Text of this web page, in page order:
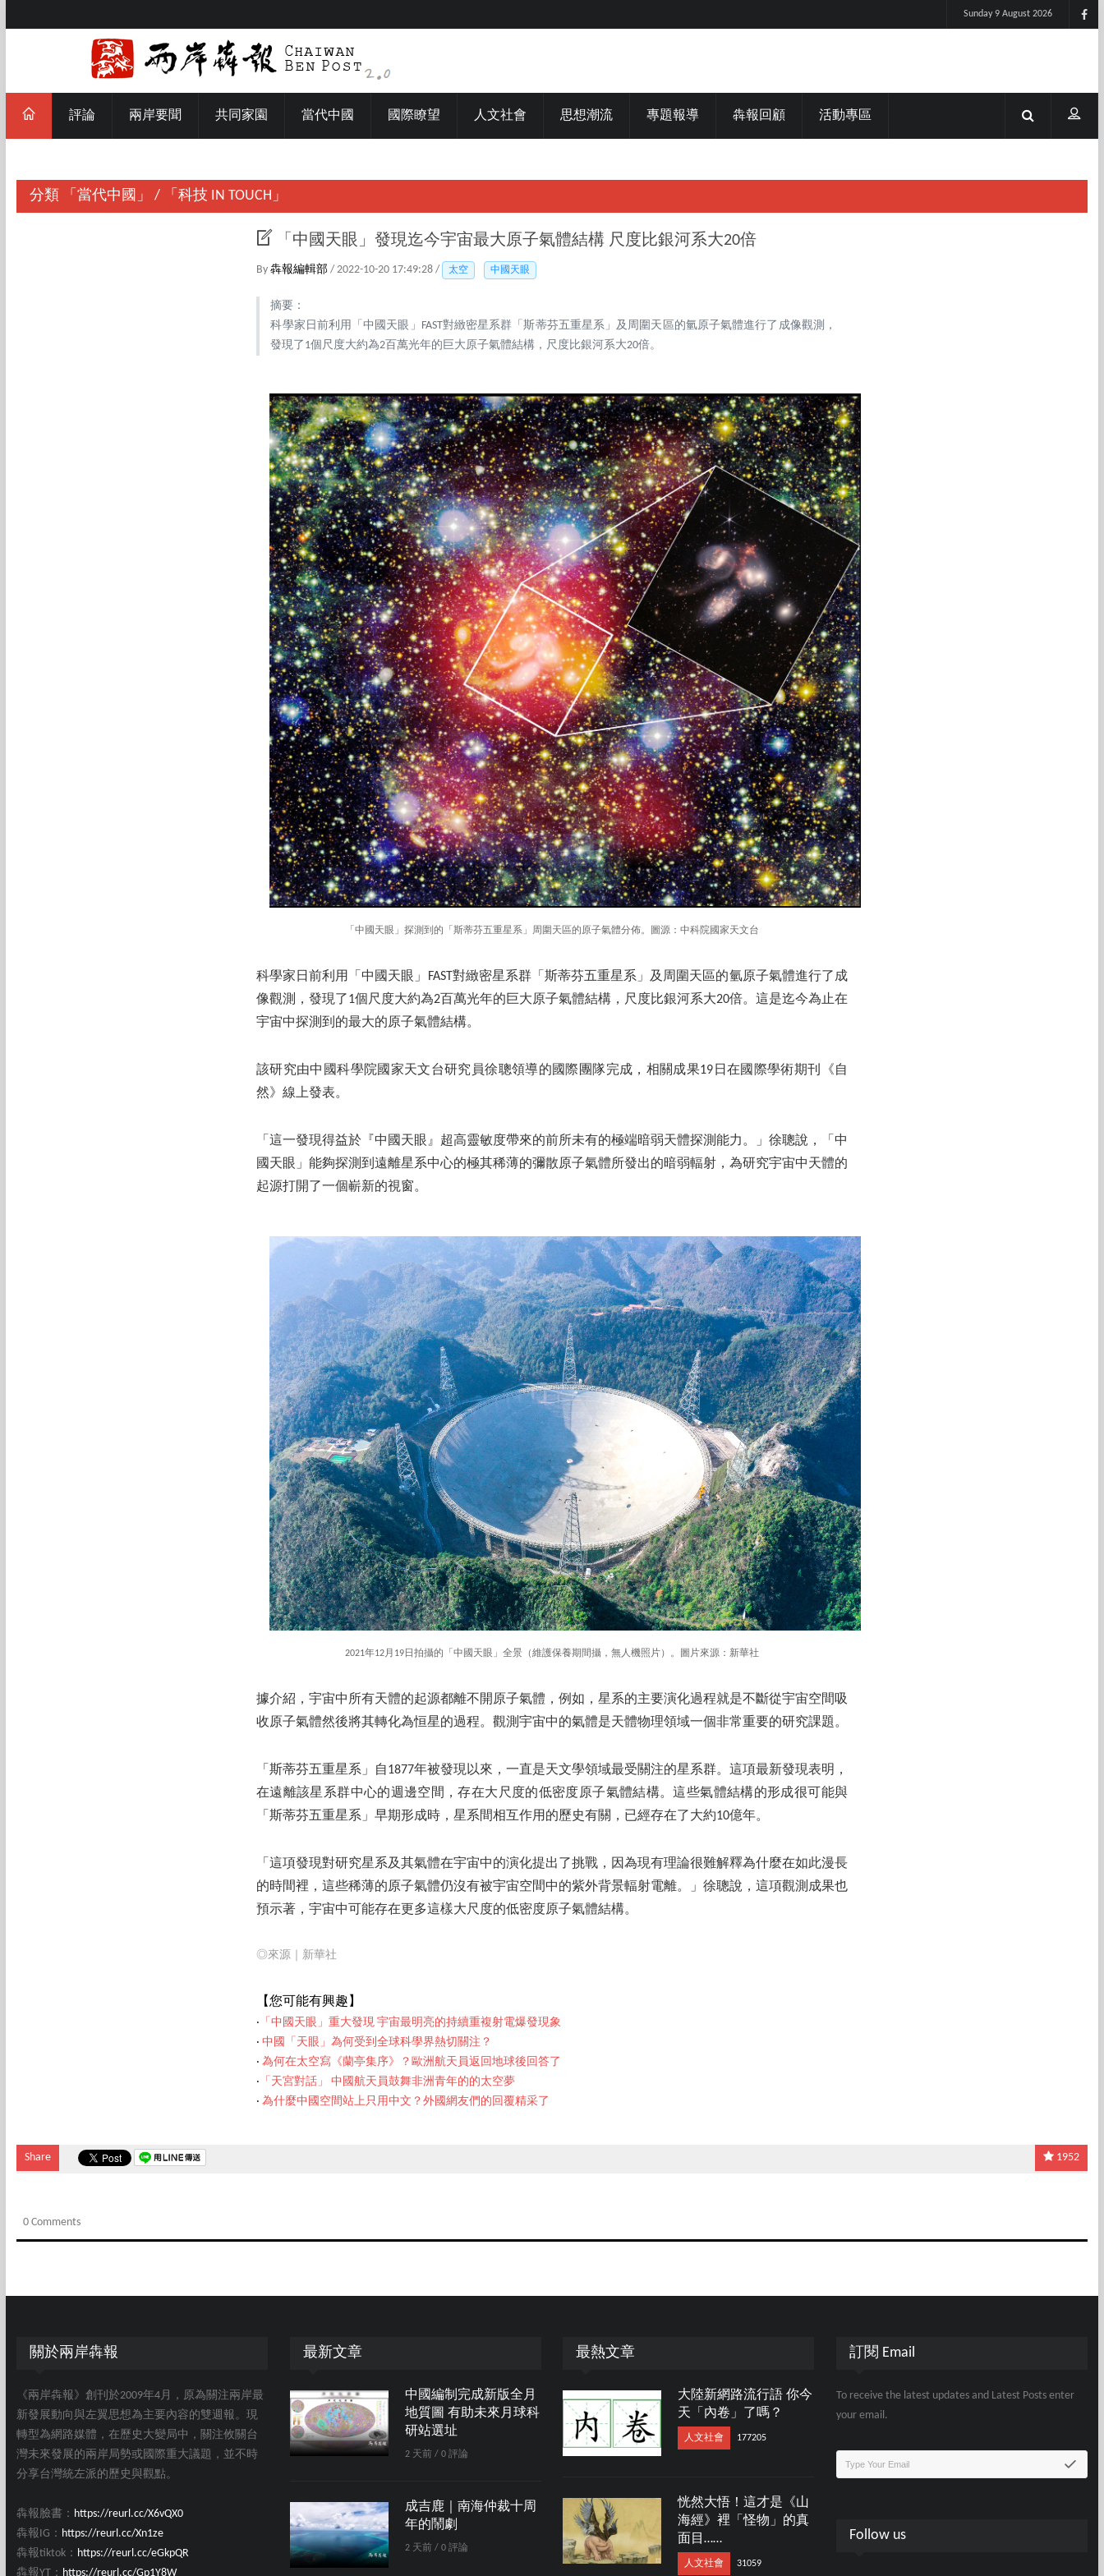
Sunday 9 August 2026
評論 兩岸要聞 共同家園 當代中國 國際瞭望 人文社會 思想潮流 專題報導 犇報回顧 活動專區
分類 「當代中國」 / 「科技 IN TOUCH」
「中國天眼」發現迄今宇宙最大原子氣體結構 尺度比銀河系大20倍
By 犇報編輯部 / 2022-10-20 17:49:28 / 太空 中國天眼
摘要：
科學家日前利用「中國天眼」FAST對緻密星系群「斯蒂芬五重星系」及周圍天區的氫原子氣體進行了成像觀測，
發現了1個尺度大約為2百萬光年的巨大原子氣體結構，尺度比銀河系大20倍。
「中國天眼」探測到的「斯蒂芬五重星系」周圍天區的原子氣體分佈。圖源：中科院國家天文台
科學家日前利用「中國天眼」FAST對緻密星系群「斯蒂芬五重星系」及周圍天區的氫原子氣體進行了成
像觀測，發現了1個尺度大約為2百萬光年的巨大原子氣體結構，尺度比銀河系大20倍。這是迄今為止在
宇宙中探測到的最大的原子氣體結構。
該研究由中國科學院國家天文台研究員徐聰領導的國際團隊完成，相關成果19日在國際學術期刊《自
然》線上發表。
「這一發現得益於『中國天眼』超高靈敏度帶來的前所未有的極端暗弱天體探測能力。」徐聰說，「中
國天眼」能夠探測到遠離星系中心的極其稀薄的彌散原子氣體所發出的暗弱輻射，為研究宇宙中天體的
起源打開了一個嶄新的視窗。
2021年12月19日拍攝的「中國天眼」全景（維護保養期間攝，無人機照片）。圖片來源：新華社
據介紹，宇宙中所有天體的起源都離不開原子氣體，例如，星系的主要演化過程就是不斷從宇宙空間吸
收原子氣體然後將其轉化為恒星的過程。觀測宇宙中的氣體是天體物理領域一個非常重要的研究課題。
「斯蒂芬五重星系」自1877年被發現以來，一直是天文學領域最受關注的星系群。這項最新發現表明，
在遠離該星系群中心的週邊空間，存在大尺度的低密度原子氣體結構。這些氣體結構的形成很可能與
「斯蒂芬五重星系」早期形成時，星系間相互作用的歷史有關，已經存在了大約10億年。
「這項發現對研究星系及其氣體在宇宙中的演化提出了挑戰，因為現有理論很難解釋為什麼在如此漫長
的時間裡，這些稀薄的原子氣體仍沒有被宇宙空間中的紫外背景輻射電離。」徐聰說，這項觀測成果也
預示著，宇宙中可能存在更多這樣大尺度的低密度原子氣體結構。
◎來源｜新華社
【您可能有興趣】
‧ 「中國天眼」重大發現 宇宙最明亮的持續重複射電爆發現象
‧ 中國「天眼」為何受到全球科學界熱切關注？
‧ 為何在太空寫《蘭亭集序》？歐洲航天員返回地球後回答了
‧ 「天宮對話」 中國航天員鼓舞非洲青年的的太空夢
‧ 為什麼中國空間站上只用中文？外國網友們的回覆精采了
Share 1952
0 Comments
關於兩岸犇報
《兩岸犇報》創刊於2009年4月，原為關注兩岸最
新發展動向與左翼思想為主要內容的雙週報。現
轉型為網路媒體，在歷史大變局中，關注攸關台
灣未來發展的兩岸局勢或國際重大議題，並不時
分享台灣統左派的歷史與觀點。
犇報臉書： https://reurl.cc/X6vQX0
犇報IG： https://reurl.cc/Xn1ze
犇報tiktok： https://reurl.cc/eGkpQR
犇報YT： https://reurl.cc/Gp1Y8W
最新文章
中國編制完成新版全月
地質圖 有助未來月球科
研站選址
2 天前 / 0 評論
成吉鹿｜南海仲裁十周
年的鬧劇
2 天前 / 0 評論
最熱文章
大陸新網路流行語 你今
天「內卷」了嗎？
人文社會 177205
恍然大悟！這才是《山
海經》裡「怪物」的真
面目……
人文社會 31059
訂閱 Email
To receive the latest updates and Latest Posts enter
your email.
Follow us